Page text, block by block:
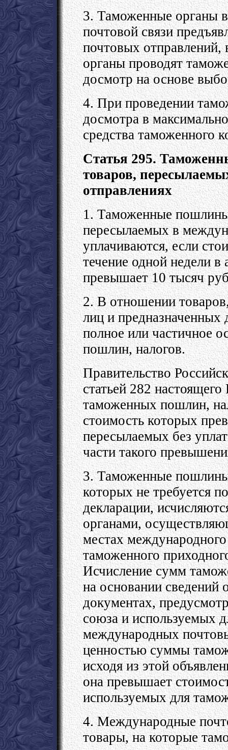
3. Таможенные органы
почтовой связи
почтовых
органы проводят
досмотр на основе
4. При проведении
досмотра в
средства таможенного
Статья 295.
товаров,
отправлениях
1. Таможенные
пересылаемых в
уплачиваются, если
течение одной недели в
превышает 10 тысяч
2. В отношении
лиц и предназначенных
полное или частичное
пошлин, налогов.
Правительство
статьей 282
таможенных пошлин,
стоимость которых
пересылаемых без
части такого
3. Таможенные
которых не требуется
декларации,
органами,
местах
таможенного
Исчисление сумм
на основании сведений
документах,
союза и используемых
международных
ценностью суммы
исходя из этой
она превышает
используемых для
4. Международные
товары, на которые